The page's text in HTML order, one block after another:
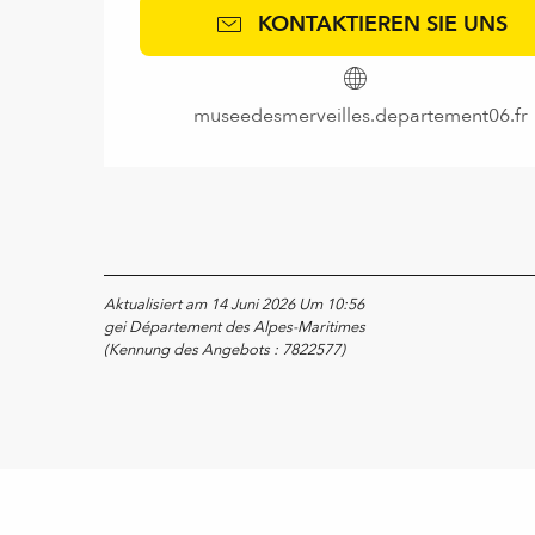
KONTAKTIEREN SIE UNS
museedesmerveilles.departement06.fr
Aktualisiert am 14 Juni 2026 Um 10:56
gei Département des Alpes-Maritimes
(Kennung des Angebots : 7822577)